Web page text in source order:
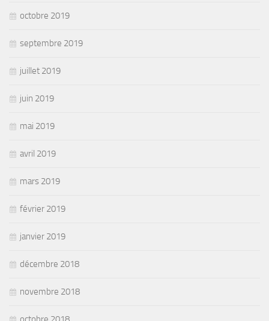
octobre 2019
septembre 2019
juillet 2019
juin 2019
mai 2019
avril 2019
mars 2019
février 2019
janvier 2019
décembre 2018
novembre 2018